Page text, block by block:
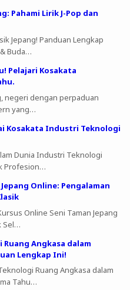
Pahami Lirik J-Pop dan
Jepang! Panduan Lengkap
Buda…
Pelajari Kosakata
negeri dengan perpaduan
yang…
Kosakata Industri Teknologi
Dunia Industri Teknologi
Profesion…
Online: Pengalaman
Online Seni Taman Jepang
Sel…
Angkasa dalam
Lengkap Ini!
Ruang Angkasa dalam
Tahu…